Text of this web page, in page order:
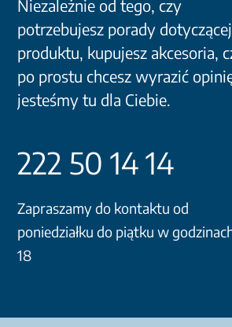
Niezależnie od tego, czy
potrzebujesz porady dotyczącej
produktu, kupujesz akcesoria,
po prostu chcesz wyrazić
jesteśmy tu dla Ciebie.
222 50 14 14
Zapraszamy do kontaktu od
poniedziałku do piątku w
18